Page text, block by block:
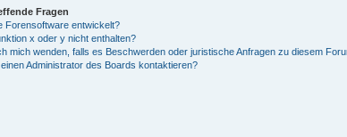
Fragen
Forensoftware entwickelt?
x oder y nicht enthalten?
mich wenden, falls es Beschwerden oder juristische Anfragen zu diesem
Administrator des Boards kontaktieren?